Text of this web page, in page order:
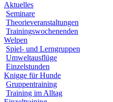
Aktuelles
Seminare
Theorieveranstaltungen
Trainingswochenenden
Welpen
Spiel- und Lerngruppen
Umweltausflüge
Einzelstunden
Knigge für Hunde
Gruppentraining
Training im Alltag